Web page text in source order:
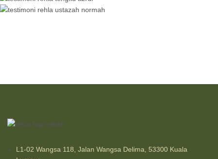
L1-02 Wangsa 118, Jalan Wangsa Delima, 53300 Kuala